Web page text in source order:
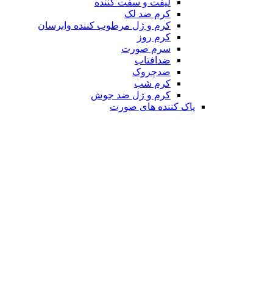
لیفت و سفت کننده
کرم ضد لک
کرم و ژل مرطوب کننده وابرسان
کرم روز
سرم صورت
ضدافتاب
ضدچروک
کرم شب
کرم و ژل ضد جوش
پاک کننده های صورت